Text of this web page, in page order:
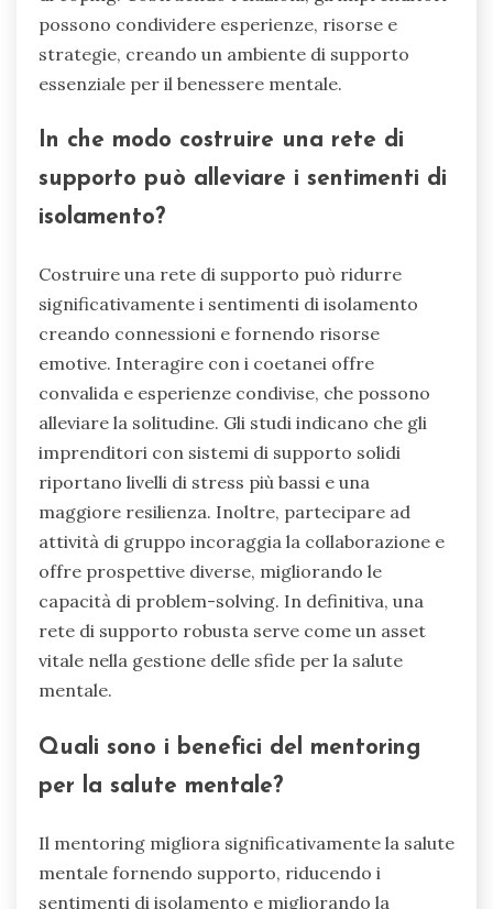
salute mentale?
superare le sfide per la salute mentale per gli
imprenditori, creando supporto e riducendo
rassicurazione emotiva e consigli pratici, che
possono alleviare stress e ansia. La ricerca
indica che il 70% degli imprenditori sperimenta
problemi di salute mentale, evidenziando la
necessità di connessioni comunitarie. Inoltre, il
networking può portare a opportunità
collaborative, migliorando resilienza e strategie
di coping. Costruendo relazioni, gli imprenditori
possono condividere esperienze, risorse e
strategie, creando un ambiente di supporto
essenziale per il benessere mentale.
In che modo costruire una rete di
supporto può alleviare i sentimenti di
Costruire una rete di supporto può ridurre
significativamente i sentimenti di isolamento